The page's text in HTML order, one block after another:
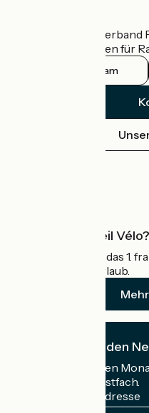
Der nationale
offizielle Leitfaden für
Instagram
Was ist Accueil Vélo?
Accueil Vélo ist das 1.
Radfahrer im Urlaub.
Ich abonniere den
Erhalten Sie jeden
Rad in Ihrem Postfach.
Meine E-Mail-Adresse